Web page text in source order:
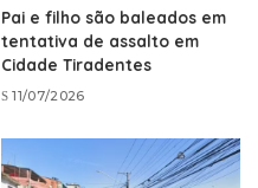
Pai e filho são baleados em
tentativa de assalto em
Cidade Tiradentes
11/07/2026